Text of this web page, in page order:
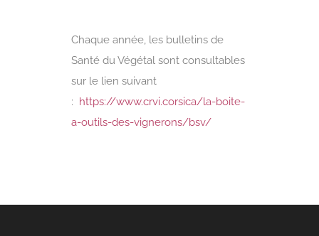
Chaque année, les bulletins de
Santé du Végétal sont consultables
sur le lien suivant
: https://www.crvi.corsica/la-boite-
a-outils-des-vignerons/bsv/